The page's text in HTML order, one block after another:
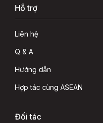
Hỗ trợ
Liên hệ
Q & A
Hướng dẫn
Hợp tác cùng ASEAN
Đối tác